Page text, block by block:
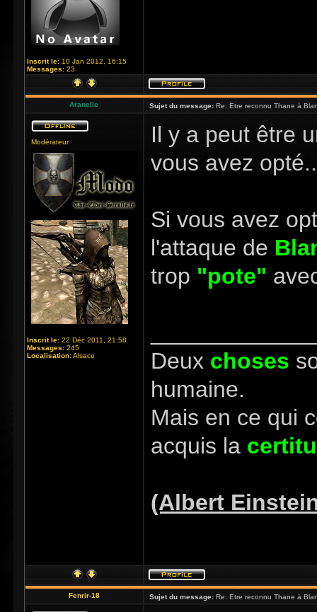
Inscrit le: 10 Jan 2012, 16:15
Messages: 23
Aranelle Sujet du message: Re: Etre reconnu Thane à
Modérateur
Inscrit le: 22 Déc 2011, 21:58
Messages: 245
Localisation:Alsace
Il y a peut être
vous avez
Si vous avez
l'attaque de
trop "pote"
Deux choses
humaine.
Mais en ce qui
acquis la
(Albert
Fenrir-18 Sujet du message: Re: Etre reconnu Thane à